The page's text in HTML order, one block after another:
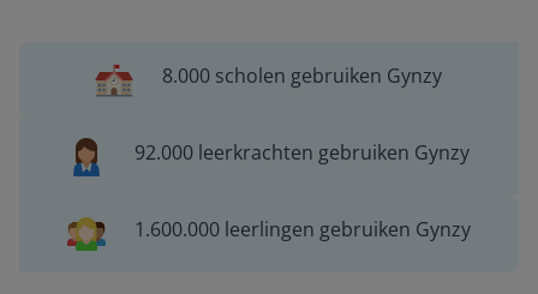
8.000 scholen gebruiken Gynzy
92.000 leerkrachten gebruiken Gynzy
1.600.000 leerlingen gebruiken Gynzy